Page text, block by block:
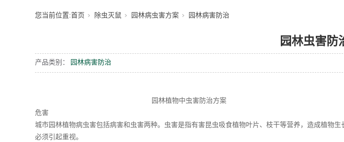
您当前位置:首页 除虫灭鼠 园林病虫害方案 园林病害防治
园林虫害防
产品类别： 园林病害防治
园林植物中虫害防治方案
危害
城市园林植物病虫害包括病害和虫害两种。虫害是指有害昆虫吸食植物叶片、枝干等营养，造成植物
必须引起重视。